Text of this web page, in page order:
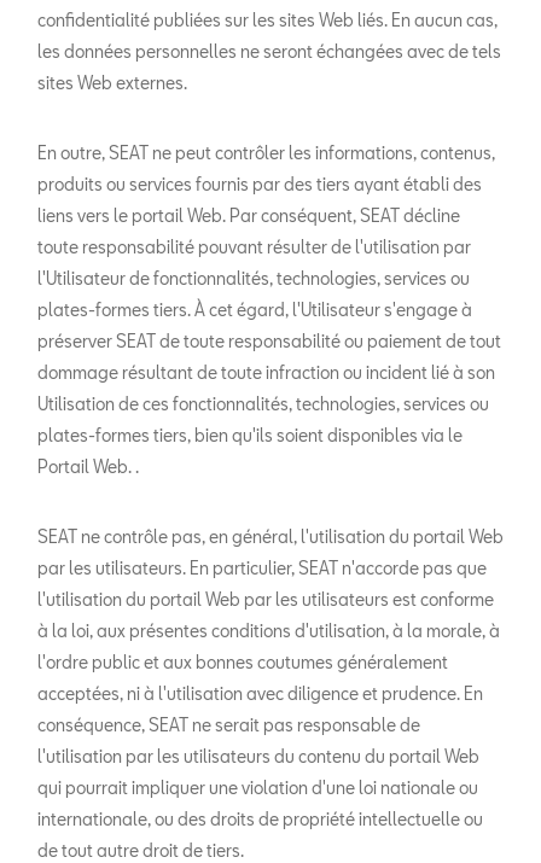
confidentialité publiées sur les sites Web liés. En aucun cas,
les données personnelles ne seront échangées avec de tels
sites Web externes.
En outre, SEAT ne peut contrôler les informations, contenus,
produits ou services fournis par des tiers ayant établi des
liens vers le portail Web. Par conséquent, SEAT décline
toute responsabilité pouvant résulter de l'utilisation par
l'Utilisateur de fonctionnalités, technologies, services ou
plates-formes tiers. À cet égard, l'Utilisateur s'engage à
préserver SEAT de toute responsabilité ou paiement de tout
dommage résultant de toute infraction ou incident lié à son
Utilisation de ces fonctionnalités, technologies, services ou
plates-formes tiers, bien qu'ils soient disponibles via le
Portail Web. .
SEAT ne contrôle pas, en général, l'utilisation du portail Web
par les utilisateurs. En particulier, SEAT n'accorde pas que
l'utilisation du portail Web par les utilisateurs est conforme
à la loi, aux présentes conditions d'utilisation, à la morale, à
l'ordre public et aux bonnes coutumes généralement
acceptées, ni à l'utilisation avec diligence et prudence. En
conséquence, SEAT ne serait pas responsable de
l'utilisation par les utilisateurs du contenu du portail Web
qui pourrait impliquer une violation d'une loi nationale ou
internationale, ou des droits de propriété intellectuelle ou
de tout autre droit de tiers.